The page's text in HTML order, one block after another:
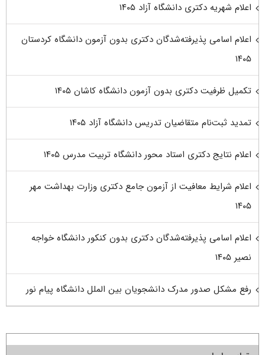
اعلام شهریه دکتری دانشگاه آزاد ۱۴۰۵
اعلام اسامی پذیرفته‌شدگان دکتری بدون آزمون دانشگاه کردستان
۱۴۰۵
تکمیل ظرفیت دکتری بدون آزمون دانشگاه کاشان ۱۴۰۵
تمدید ثبت‌نام متقاضیان تدریس دانشگاه آزاد ۱۴۰۵
اعلام نتایج دکتری استاد محور دانشگاه تربیت مدرس ۱۴۰۵
اعلام شرایط معافیت از آزمون جامع دکتری وزارت بهداشت مهر
۱۴۰۵
اعلام اسامی پذیرفته‌شدگان دکتری بدون کنکور دانشگاه خواجه
نصیر ۱۴۰۵
رفع مشکل صدور مدرک دانشجویان بین الملل دانشگاه پیام نور